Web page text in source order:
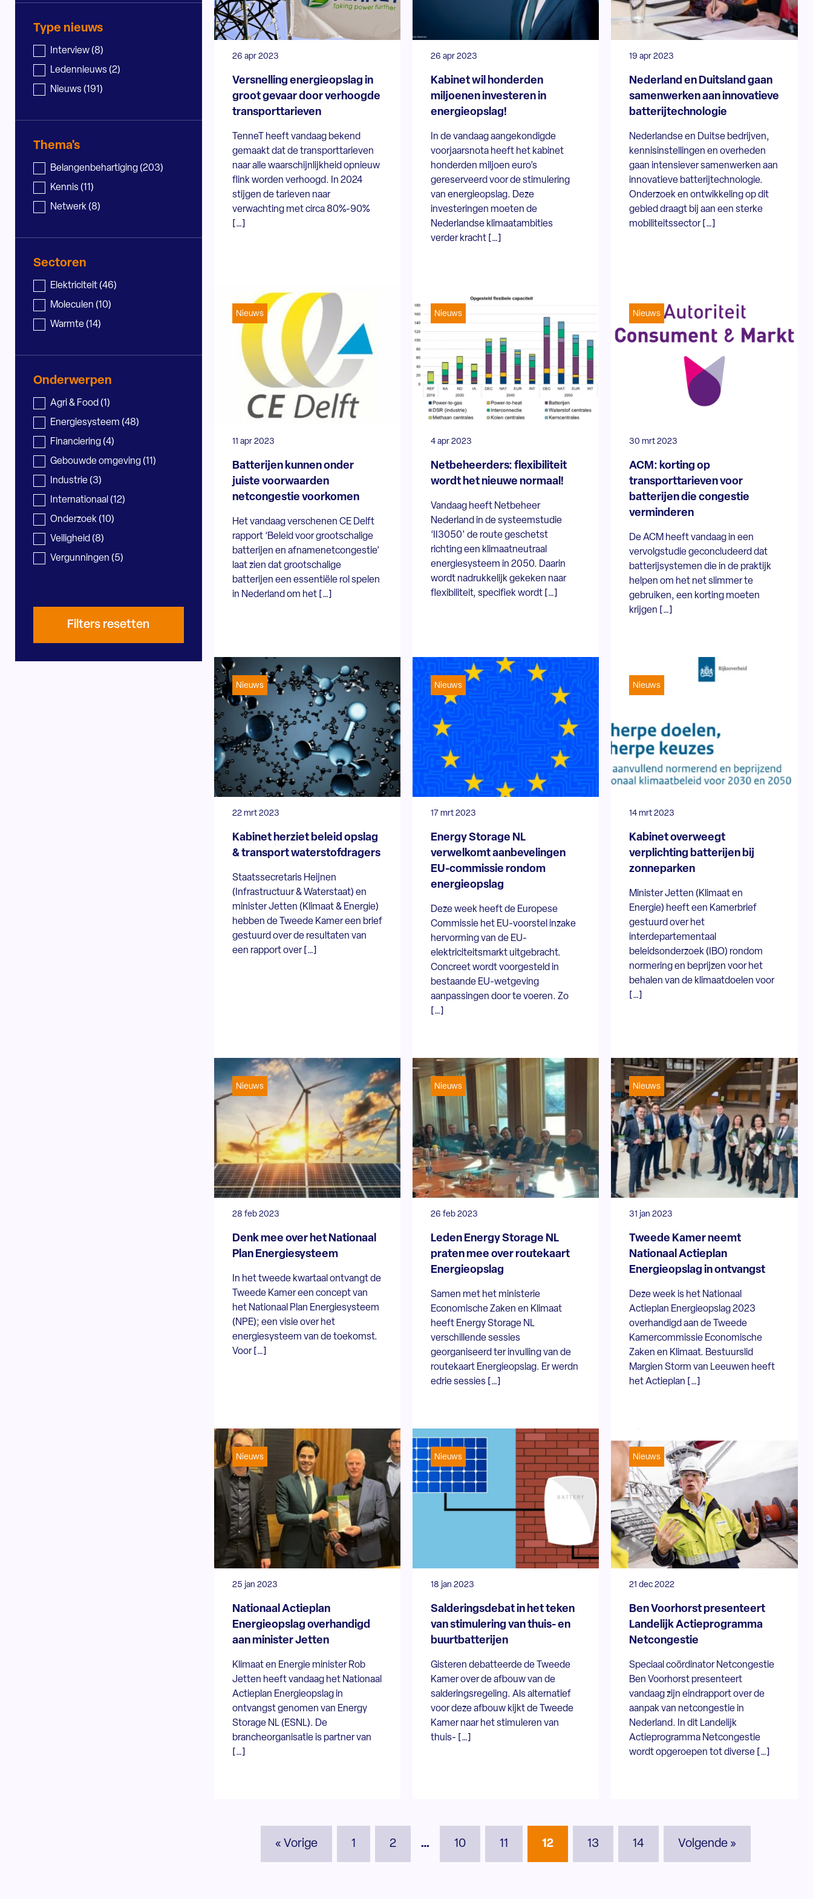
Type nieuws
Nieuws - type
Interview (8)
Ledennieuws (2)
Nieuws (191)
Thema's
Nieuws - thema
Belangenbehartiging (203)
Kennis (11)
Netwerk (8)
Sectoren
Nieuws - sector
Elektriciteit (46)
Moleculen (10)
Warmte (14)
Onderwerpen
Nieuws - onderwerp
Agri & Food (1)
Energiesysteem (48)
Financiering (4)
Gebouwde omgeving (11)
Industrie (3)
Internationaal (12)
Onderzoek (10)
Veiligheid (8)
Vergunningen (5)
Filters resetten
26 apr 2023
Versnelling energieopslag in
groot gevaar door verhoogde
transporttarieven
TenneT heeft vandaag bekend
gemaakt dat de transporttarieven
naar alle waarschijnlijkheid opnieuw
flink worden verhoogd. In 2024
stijgen de tarieven naar
verwachting met circa 80%-90%
[…]
26 apr 2023
Kabinet wil honderden
miljoenen investeren in
energieopslag!
In de vandaag aangekondigde
voorjaarsnota heeft het kabinet
honderden miljoen euro’s
gereserveerd voor de stimulering
van energieopslag. Deze
investeringen moeten de
Nederlandse klimaatambities
verder kracht […]
19 apr 2023
Nederland en Duitsland gaan
samenwerken aan innovatieve
batterijtechnologie
Nederlandse en Duitse bedrijven,
kennisinstellingen en overheden
gaan intensiever samenwerken aan
innovatieve batterijtechnologie.
Onderzoek en ontwikkeling op dit
gebied draagt bij aan een sterke
mobiliteitssector […]
Nieuws
11 apr 2023
Batterijen kunnen onder
juiste voorwaarden
netcongestie voorkomen
Het vandaag verschenen CE Delft
rapport ‘Beleid voor grootschalige
batterijen en afnamenetcongestie’
laat zien dat grootschalige
batterijen een essentiële rol spelen
in Nederland om het […]
Nieuws
4 apr 2023
Netbeheerders: flexibiliteit
wordt het nieuwe normaal!
Vandaag heeft Netbeheer
Nederland in de systeemstudie
‘II3050’ de route geschetst
richting een klimaatneutraal
energiesysteem in 2050. Daarin
wordt nadrukkelijk gekeken naar
flexibiliteit, specifiek wordt […]
Nieuws
30 mrt 2023
ACM: korting op
transporttarieven voor
batterijen die congestie
verminderen
De ACM heeft vandaag in een
vervolgstudie geconcludeerd dat
batterijsystemen die in de praktijk
helpen om het net slimmer te
gebruiken, een korting moeten
krijgen […]
Nieuws
22 mrt 2023
Kabinet herziet beleid opslag
& transport waterstofdragers
Staatssecretaris Heijnen
(Infrastructuur & Waterstaat) en
minister Jetten (Klimaat & Energie)
hebben de Tweede Kamer een brief
gestuurd over de resultaten van
een rapport over […]
Nieuws
17 mrt 2023
Energy Storage NL
verwelkomt aanbevelingen
EU-commissie rondom
energieopslag
Deze week heeft de Europese
Commissie het EU-voorstel inzake
hervorming van de EU-
elektriciteitsmarkt uitgebracht.
Concreet wordt voorgesteld in
bestaande EU-wetgeving
aanpassingen door te voeren. Zo
[…]
Nieuws
14 mrt 2023
Kabinet overweegt
verplichting batterijen bij
zonneparken
Minister Jetten (Klimaat en
Energie) heeft een Kamerbrief
gestuurd over het
interdepartementaal
beleidsonderzoek (IBO) rondom
normering en beprijzen voor het
behalen van de klimaatdoelen voor
[…]
Nieuws
28 feb 2023
Denk mee over het Nationaal
Plan Energiesysteem
In het tweede kwartaal ontvangt de
Tweede Kamer een concept van
het Nationaal Plan Energiesysteem
(NPE); een visie over het
energiesysteem van de toekomst.
Voor […]
Nieuws
26 feb 2023
Leden Energy Storage NL
praten mee over routekaart
Energieopslag
Samen met het ministerie
Economische Zaken en Klimaat
heeft Energy Storage NL
verschillende sessies
georganiseerd ter invulling van de
routekaart Energieopslag. Er werdn
edrie sessies […]
Nieuws
31 jan 2023
Tweede Kamer neemt
Nationaal Actieplan
Energieopslag in ontvangst
Deze week is het Nationaal
Actieplan Energieopslag 2023
overhandigd aan de Tweede
Kamercommissie Economische
Zaken en Klimaat. Bestuurslid
Margien Storm van Leeuwen heeft
het Actieplan […]
Nieuws
25 jan 2023
Nationaal Actieplan
Energieopslag overhandigd
aan minister Jetten
Klimaat en Energie minister Rob
Jetten heeft vandaag het Nationaal
Actieplan Energieopslag in
ontvangst genomen van Energy
Storage NL (ESNL). De
brancheorganisatie is partner van
[…]
Nieuws
18 jan 2023
Salderingsdebat in het teken
van stimulering van thuis- en
buurtbatterijen
Gisteren debatteerde de Tweede
Kamer over de afbouw van de
salderingsregeling. Als alternatief
voor deze afbouw kijkt de Tweede
Kamer naar het stimuleren van
thuis- […]
Nieuws
21 dec 2022
Ben Voorhorst presenteert
Landelijk Actieprogramma
Netcongestie
Speciaal coördinator Netcongestie
Ben Voorhorst presenteert
vandaag zijn eindrapport over de
aanpak van netcongestie in
Nederland. In dit Landelijk
Actieprogramma Netcongestie
wordt opgeroepen tot diverse […]
« Vorige 1 2 … 10 11 12 13 14 Volgende »